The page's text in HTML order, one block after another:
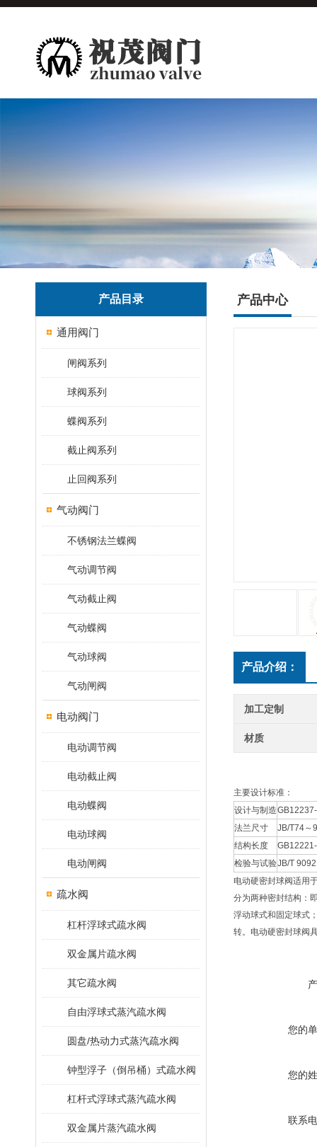
产品目录
通用阀门
闸阀系列
球阀系列
蝶阀系列
截止阀系列
止回阀系列
气动阀门
不锈钢法兰蝶阀
气动调节阀
气动截止阀
气动蝶阀
气动球阀
气动闸阀
电动阀门
电动调节阀
电动截止阀
电动蝶阀
电动球阀
电动闸阀
疏水阀
杠杆浮球式疏水阀
双金属片疏水阀
其它疏水阀
自由浮球式蒸汽疏水阀
圆盘/热动力式蒸汽疏水阀
钟型浮子（倒吊桶）式疏水阀
杠杆式浮球式蒸汽疏水阀
双金属片蒸汽疏水阀
产品中心
产品介绍：
加工定制
材质
主要设计标准：
设计与制造
法兰尺寸
JB/T74～
结构长度
检验与试验JB/T
电动硬密封球阀适用
分为两种密封结构：
浮动球式和固定球式
转。电动硬密封球阀
您的
您的
联系